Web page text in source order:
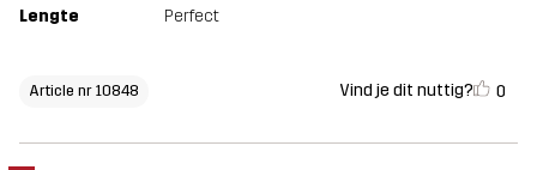
Lengte Perfect
Article nr 10848 Vind je dit nuttig? 0